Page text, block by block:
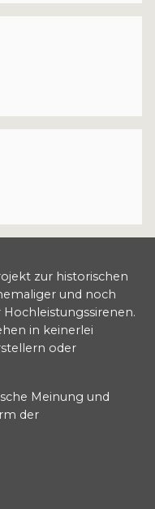
zur historischen
und noch
in keinerlei
oder
Meinung und
der